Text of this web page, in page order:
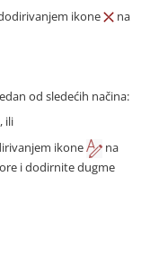
ikone
na
od sledećih načina:
ili
ikone
na
i dodirnite dugme